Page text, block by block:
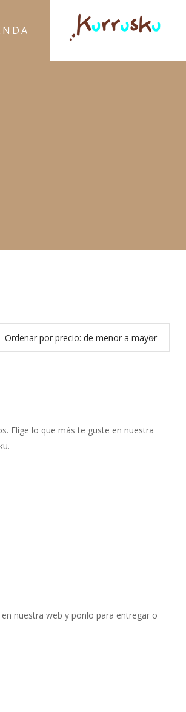
Ordenar por precio: de menor a mayor
Elige lo que más te guste en nuestra
nuestra web y ponlo para entregar o